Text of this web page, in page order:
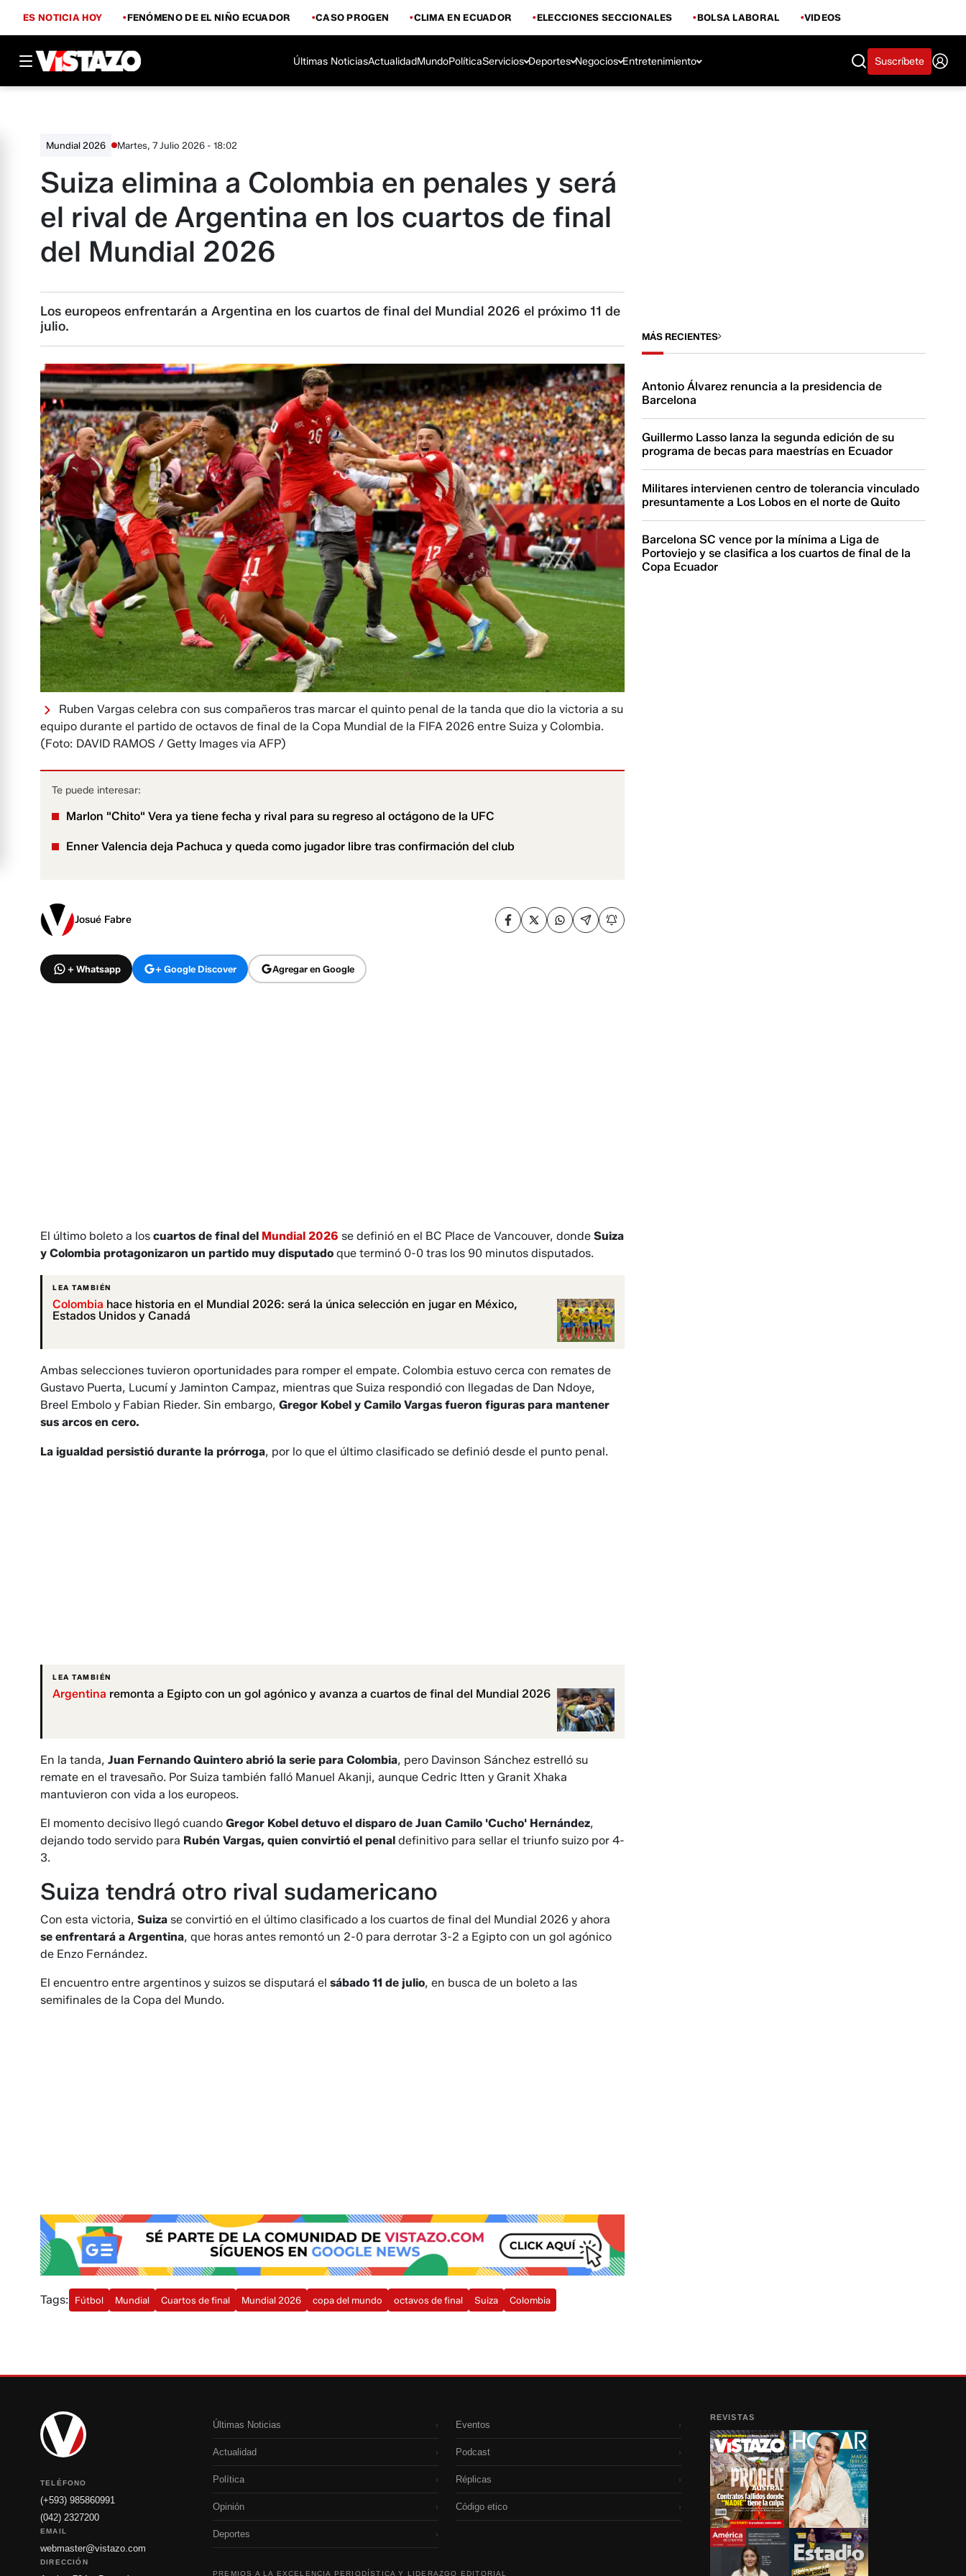
ES NOTICIA HOY FENÓMENO DE EL NIÑO ECUADOR CASO PROGEN CLIMA EN ECUADOR ELECCIONES SECCIONALES BOLSA LABORAL VIDEOS
Últimas NoticiasActualidadMundoPolíticaServicios Deportes Negocios Entretenimiento Suscríbete
Mundial 2026 Martes, 7 Julio 2026 - 18:02
Suiza elimina a Colombia en penales y será
el rival de Argentina en los cuartos de final
del Mundial 2026
Los europeos enfrentarán a Argentina en los cuartos de final del Mundial 2026 el próximo 11 de
julio.
Ruben Vargas celebra con sus compañeros tras marcar el quinto penal de la tanda que dio la victoria a su
equipo durante el partido de octavos de final de la Copa Mundial de la FIFA 2026 entre Suiza y Colombia.
(Foto: DAVID RAMOS / Getty Images via AFP)
Te puede interesar:
Marlon "Chito" Vera ya tiene fecha y rival para su regreso al octágono de la UFC
Enner Valencia deja Pachuca y queda como jugador libre tras confirmación del club
Josué Fabre
+ Whatsapp + Google Discover Agregar en Google
El último boleto a los cuartos de final del Mundial 2026 se definió en el BC Place de Vancouver, donde Suiza
y Colombia protagonizaron un partido muy disputado que terminó 0-0 tras los 90 minutos disputados.
LEA TAMBIÉN
Colombia hace historia en el Mundial 2026: será la única selección en jugar en México,
Estados Unidos y Canadá
Ambas selecciones tuvieron oportunidades para romper el empate. Colombia estuvo cerca con remates de
Gustavo Puerta, Lucumí y Jaminton Campaz, mientras que Suiza respondió con llegadas de Dan Ndoye,
Breel Embolo y Fabian Rieder. Sin embargo, Gregor Kobel y Camilo Vargas fueron figuras para mantener
sus arcos en cero.
La igualdad persistió durante la prórroga, por lo que el último clasificado se definió desde el punto penal.
LEA TAMBIÉN
Argentina remonta a Egipto con un gol agónico y avanza a cuartos de final del Mundial 2026
En la tanda, Juan Fernando Quintero abrió la serie para Colombia, pero Davinson Sánchez estrelló su
remate en el travesaño. Por Suiza también falló Manuel Akanji, aunque Cedric Itten y Granit Xhaka
mantuvieron con vida a los europeos.
El momento decisivo llegó cuando Gregor Kobel detuvo el disparo de Juan Camilo 'Cucho' Hernández,
dejando todo servido para Rubén Vargas, quien convirtió el penal definitivo para sellar el triunfo suizo por 4-
3.
Suiza tendrá otro rival sudamericano
Con esta victoria, Suiza se convirtió en el último clasificado a los cuartos de final del Mundial 2026 y ahora
se enfrentará a Argentina, que horas antes remontó un 2-0 para derrotar 3-2 a Egipto con un gol agónico
de Enzo Fernández.
El encuentro entre argentinos y suizos se disputará el sábado 11 de julio, en busca de un boleto a las
semifinales de la Copa del Mundo.
Tags: Fútbol Mundial Cuartos de final Mundial 2026 copa del mundo octavos de final Suiza Colombia
MÁS RECIENTES
Antonio Álvarez renuncia a la presidencia de
Barcelona
Guillermo Lasso lanza la segunda edición de su
programa de becas para maestrías en Ecuador
Militares intervienen centro de tolerancia vinculado
presuntamente a Los Lobos en el norte de Quito
Barcelona SC vence por la mínima a Liga de
Portoviejo y se clasifica a los cuartos de final de la
Copa Ecuador
TELÉFONO
(+593) 985860991
(042) 2327200
EMAIL
webmaster@vistazo.com
DIRECCIÓN
Últimas Noticias ›
Actualidad ›
Política ›
Opinión ›
Deportes ›
Eventos ›
Podcast ›
Réplicas ›
Código etico ›
PREMIOS A LA EXCELENCIA PERIODÍSTICA Y LIDERAZGO EDITORIAL
REVISTAS